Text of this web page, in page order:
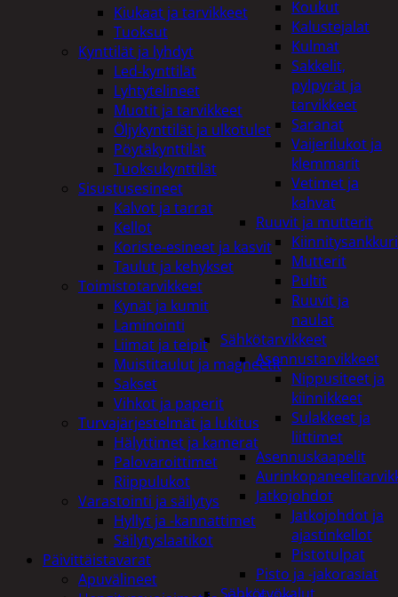
Koukut
Kalustejalat
Kulmat
Sakkelit,
pylpyrät ja
tarvikkeet
Saranat
Vaijerilukot ja
klemmarit
Vetimet ja
kahvat
Ruuvit ja mutterit
Mutterit
Pultit
Ruuvit ja
naulat
Sähkötarvikkeet
Asennustarvikkeet
Nippusiteet ja
kiinnikkeet
Sulakkeet ja
liittimet
Asennuskaapelit
Jatkojohdot
Jatkojohdot ja
ajastinkellot
Pistotulpat
Pisto ja -jakorasiat
Kiukaat ja tarvikkeet
Tuoksut
Kynttilät ja lyhdyt
Led-kynttilät
Lyhtytelineet
Muotit ja tarvikkeet
Öljykynttilät ja ulkotulet
Pöytäkynttilät
Tuoksukynttilät
Sisustusesineet
Kalvot ja tarrat
Kellot
Koriste-esineet ja kasvit
Taulut ja kehykset
Toimistotarvikkeet
Kynät ja kumit
Laminointi
Liimat ja teipit
Muistitaulut ja magneetit
Sakset
Vihkot ja paperit
Turvajärjestelmät ja lukitus
Hälyttimet ja kamerat
Palovaroittimet
Riippulukot
Varastointi ja säilytys
Hyllyt ja -kannattimet
Säilytyslaatikot
Päivittäistavarat
Apuvälineet